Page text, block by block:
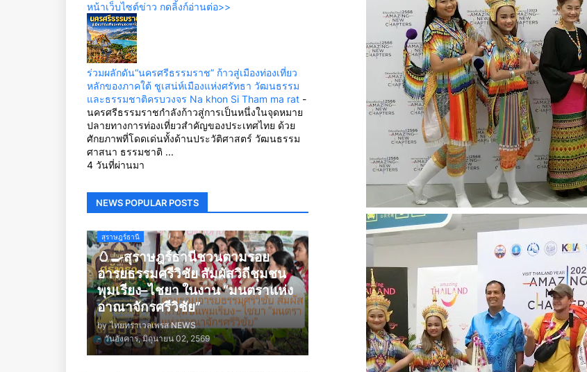
หน้าเว็บไซต์ข่าว กดลิ้งก์อ่านต่อ>>
ร่วมผลักดัน“นครศรีธรรมราช” ก้าวสู่เมืองท่องเที่ยว
หลักของภาคใต้ ชูเสน่ห์เมืองแห่งศรัทธา วัฒนธรรม
และธรรมชาติครบวงจร Na khon Si Tham ma rat -
นครศรีธรรมราชกำลังก้าวสู่การเป็นหนึ่งในจุดหมาย
ปลายทางการท่องเที่ยวสำคัญของประเทศไทย ด้วย
ศักยภาพที่โดดเด่นทั้งด้านประวัติศาสตร์ วัฒนธรรม
ศาสนา ธรรมชาติ ...
4 วันที่ผ่านมา
NEWS POPULAR POSTS
สุราษฎร์ธานี
🥚🍳สุราษฎร์ธานีชวนตามรอย
อารยธรรมศรีวิชัย สัมผัสวิถีชุมชน
พุมเรียง–ไชยา ในงาน “มนตราแห่ง
อาณาจักรศรีวิชัย”
by ไทยทราเวลเพรส NEWS
- วันอังคาร, มิถุนายน 02, 2569